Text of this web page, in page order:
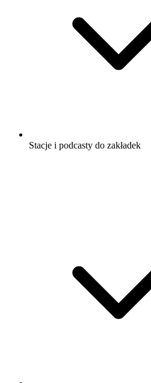
Stacje i podcasty do zakładek